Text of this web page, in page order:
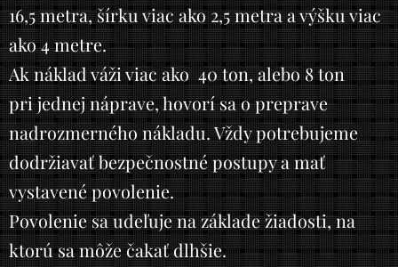
16,5 metra, šírku viac ako 2,5 metra a výšku viac
ako 4 metre.
Ak náklad váži viac ako 40 ton, alebo 8 ton
pri jednej náprave, hovorí sa o preprave
nadrozmerného nákladu. Vždy potrebujeme
dodržiavať bezpečnostné postupy a mať
vystavené povolenie.
Povolenie sa udeľuje na základe žiadosti, na
ktorú sa môže čakať dlhšie.